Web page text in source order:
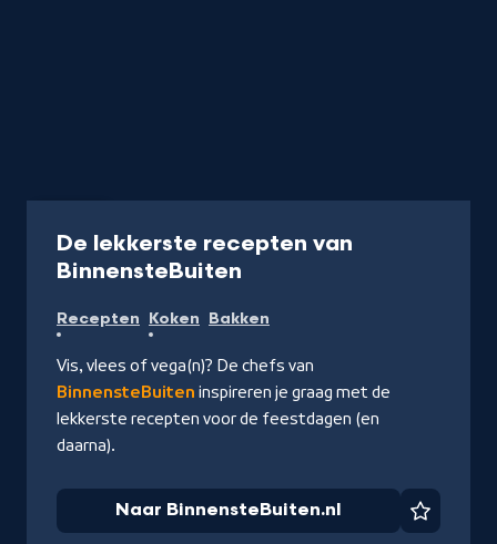
De lekkerste recepten van
BinnensteBuiten
BinnensteBuiten.nl
Recepten Koken Bakken
Vis, vlees of vega(n)? De chefs van
BinnensteBuiten inspireren je graag met de
lekkerste recepten voor de feestdagen (en
daarna).
Naar BinnensteBuiten.nl